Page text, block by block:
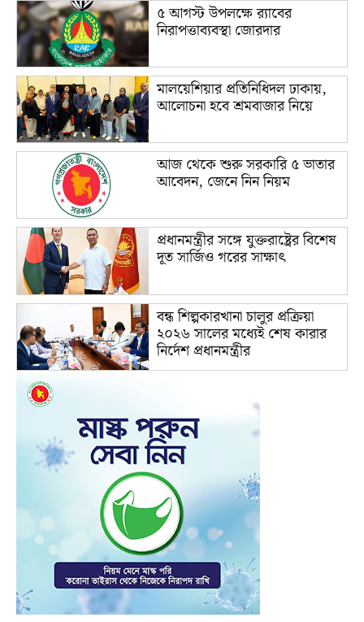
৫ আগস্ট উপলক্ষে র‌্যাবের
নিরাপত্তাব্যবস্থা জোরদার
মালয়েশিয়ার প্রতিনিধিদল ঢাকায়,
আলোচনা হবে শ্রমবাজার নিয়ে
আজ থেকে শুরু সরকারি ৫ ভাতার
আবেদন, জেনে নিন নিয়ম
প্রধানমন্ত্রীর সঙ্গে যুক্তরাষ্ট্রের বিশেষ
দূত সার্জিও গরের সাক্ষাৎ
বন্ধ শিল্পকারখানা চালুর প্রক্রিয়া
২০২৬ সালের মধ্যেই শেষ কারার
নির্দেশ প্রধানমন্ত্রীর